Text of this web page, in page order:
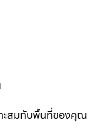
าะสมกับพื้นที่ของคุณ